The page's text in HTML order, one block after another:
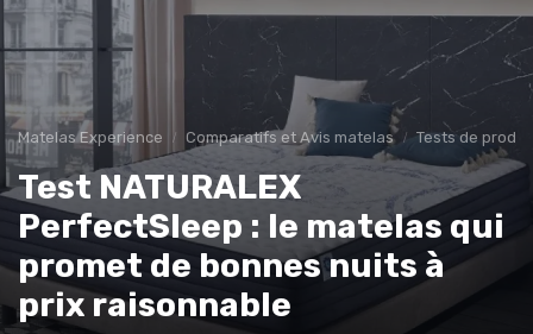
Matelas Experience Comparatifs et Avis matelas Tests de
Test NATURALEX
PerfectSleep : le matelas qui
promet de bonnes nuits à
prix raisonnable
Une à deux fois par semaine, les bons plans literie
que nous avons vérifiés, nos tests en avant-
première et les conseils qui ne tiennent pas dans
un comparatif.
Bons plans vérifiés
Tests en avant-première
Conseils pratiques Nouveautés filtrées